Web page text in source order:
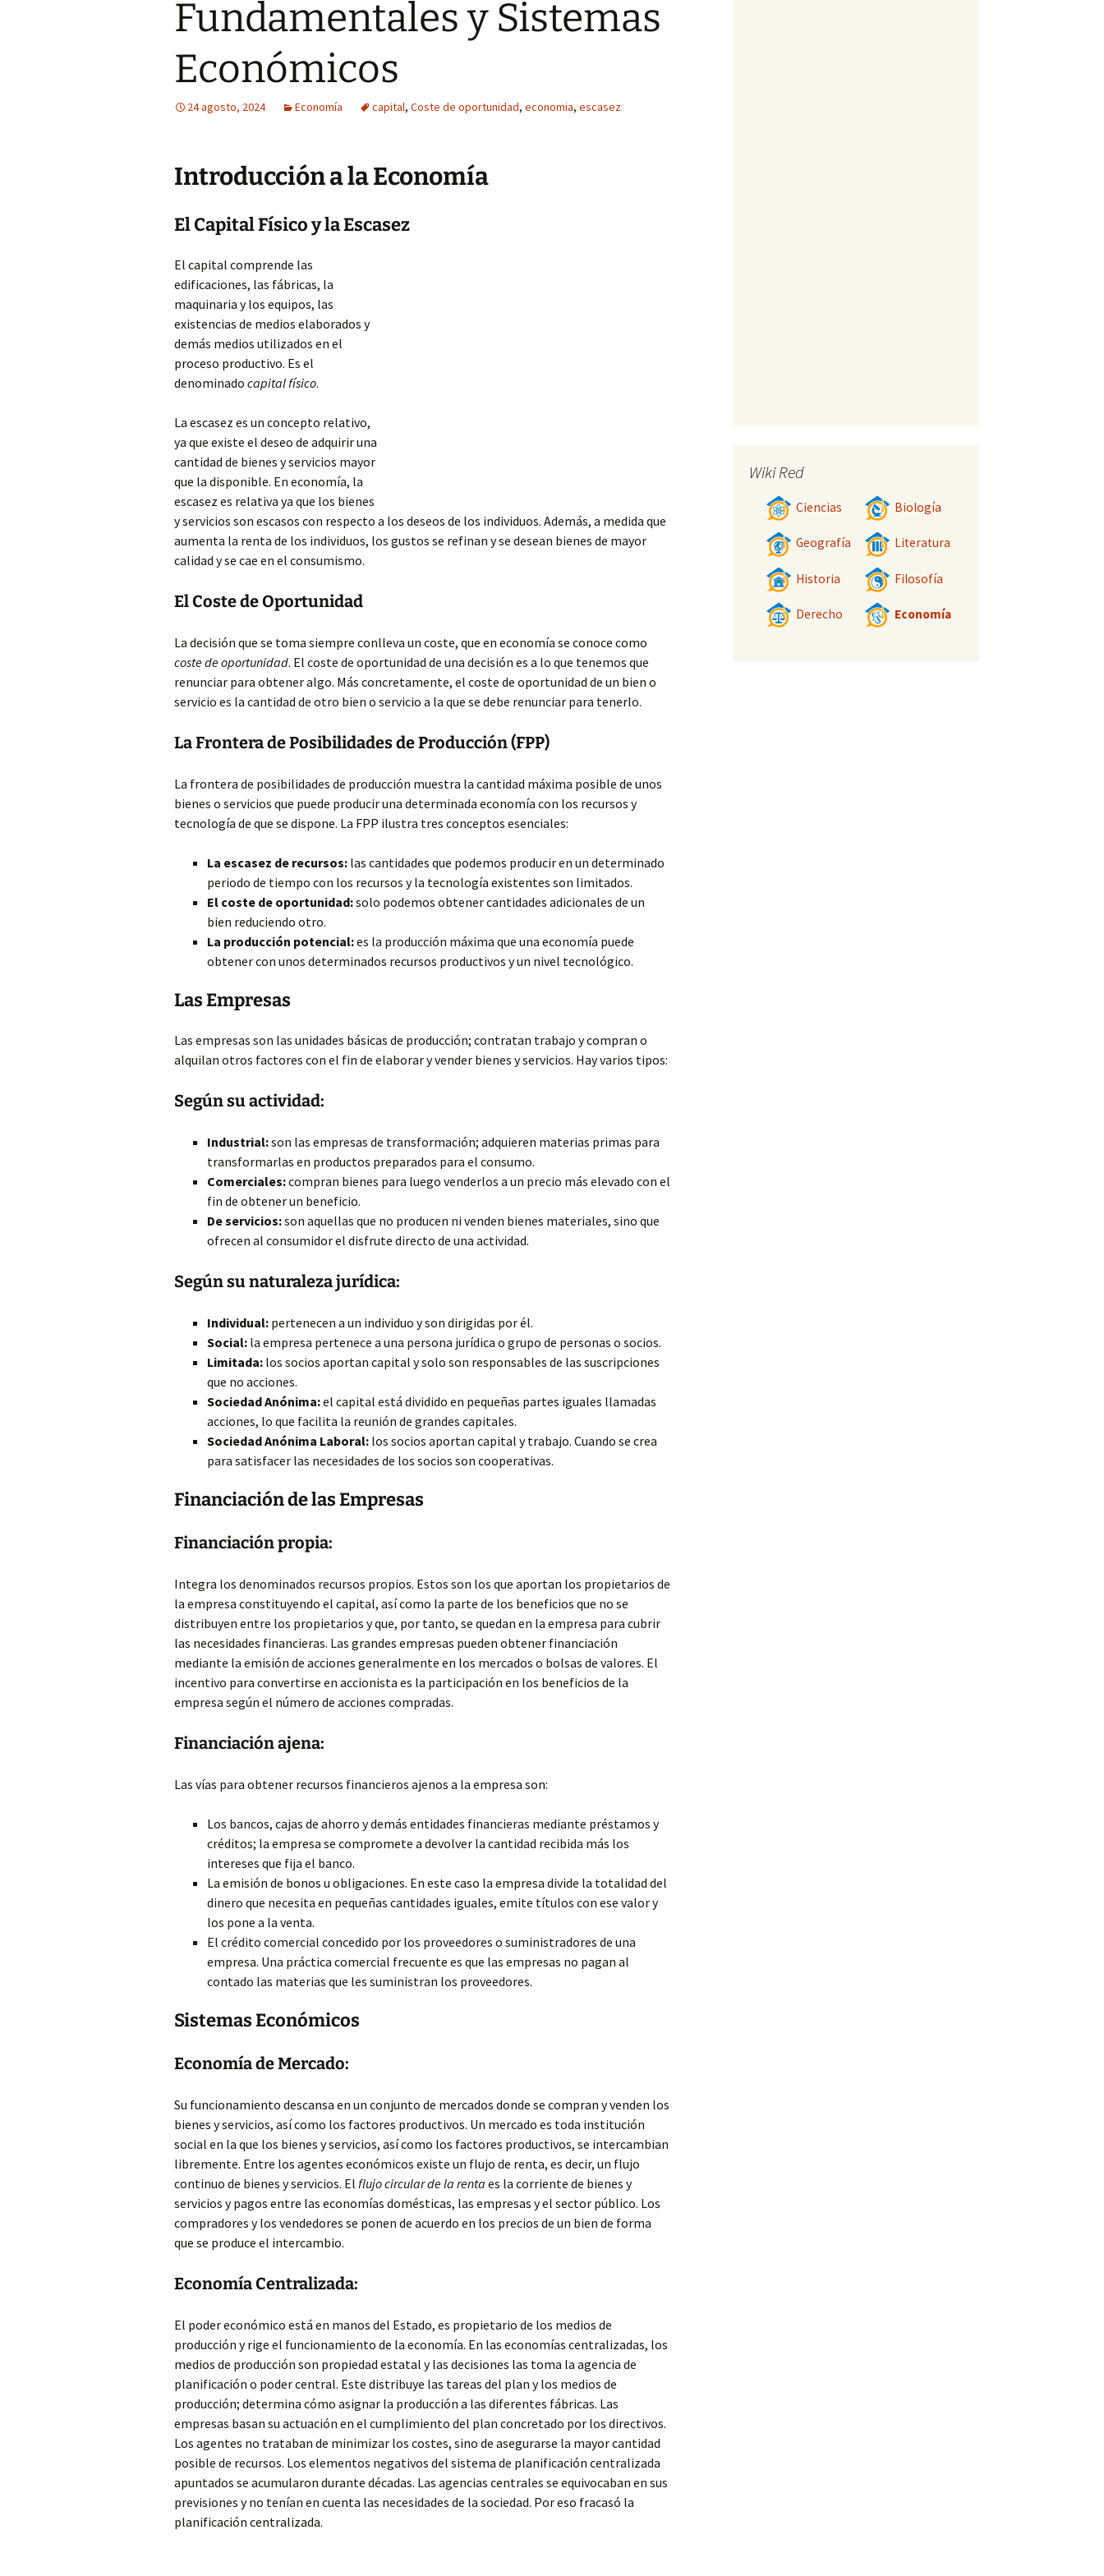
Fundamentales y Sistemas
Económicos
24 agosto, 2024 Economía capital, Coste de oportunidad, economia, escasez
Introducción a la Economía
El Capital Físico y la Escasez
El capital comprende las
edificaciones, las fábricas, la
maquinaria y los equipos, las
existencias de medios elaborados y
demás medios utilizados en el
proceso productivo. Es el
denominado capital físico.
La escasez es un concepto relativo,
ya que existe el deseo de adquirir una
cantidad de bienes y servicios mayor
que la disponible. En economía, la
escasez es relativa ya que los bienes
y servicios son escasos con respecto a los deseos de los individuos. Además, a medida que
aumenta la renta de los individuos, los gustos se refinan y se desean bienes de mayor
calidad y se cae en el consumismo.
El Coste de Oportunidad
La decisión que se toma siempre conlleva un coste, que en economía se conoce como
coste de oportunidad. El coste de oportunidad de una decisión es a lo que tenemos que
renunciar para obtener algo. Más concretamente, el coste de oportunidad de un bien o
servicio es la cantidad de otro bien o servicio a la que se debe renunciar para tenerlo.
La Frontera de Posibilidades de Producción (FPP)
La frontera de posibilidades de producción muestra la cantidad máxima posible de unos
bienes o servicios que puede producir una determinada economía con los recursos y
tecnología de que se dispone. La FPP ilustra tres conceptos esenciales:
La escasez de recursos: las cantidades que podemos producir en un determinado
periodo de tiempo con los recursos y la tecnología existentes son limitados.
El coste de oportunidad:solo podemos obtener cantidades adicionales de un
bien reduciendo otro.
La producción potencial:es la producción máxima que una economía puede
obtener con unos determinados recursos productivos y un nivel tecnológico.
Las Empresas
Las empresas son las unidades básicas de producción; contratan trabajo y compran o
alquilan otros factores con el fin de elaborar y vender bienes y servicios. Hay varios tipos:
Según su actividad:
Industrial:son las empresas de transformación; adquieren materias primas para
transformarlas en productos preparados para el consumo.
Comerciales:compran bienes para luego venderlos a un precio más elevado con el
fin de obtener un beneficio.
De servicios:son aquellas que no producen ni venden bienes materiales, sino que
ofrecen al consumidor el disfrute directo de una actividad.
Según su naturaleza jurídica:
Individual: pertenecen a un individuo y son dirigidas por él.
Social: la empresa pertenece a una persona jurídica o grupo de personas o socios.
Limitada: los socios aportan capital y solo son responsables de las suscripciones
que no acciones.
Sociedad Anónima:el capital está dividido en pequeñas partes iguales llamadas
acciones, lo que facilita la reunión de grandes capitales.
Sociedad Anónima Laboral: los socios aportan capital y trabajo. Cuando se crea
para satisfacer las necesidades de los socios son cooperativas.
Financiación de las Empresas
Financiación propia:
Integra los denominados recursos propios. Estos son los que aportan los propietarios de
la empresa constituyendo el capital, así como la parte de los beneficios que no se
distribuyen entre los propietarios y que, por tanto, se quedan en la empresa para cubrir
las necesidades financieras. Las grandes empresas pueden obtener financiación
mediante la emisión de acciones generalmente en los mercados o bolsas de valores. El
incentivo para convertirse en accionista es la participación en los beneficios de la
empresa según el número de acciones compradas.
Financiación ajena:
Las vías para obtener recursos financieros ajenos a la empresa son:
Los bancos, cajas de ahorro y demás entidades financieras mediante préstamos y
créditos; la empresa se compromete a devolver la cantidad recibida más los
intereses que fija el banco.
La emisión de bonos u obligaciones. En este caso la empresa divide la totalidad del
dinero que necesita en pequeñas cantidades iguales, emite títulos con ese valor y
los pone a la venta.
El crédito comercial concedido por los proveedores o suministradores de una
empresa. Una práctica comercial frecuente es que las empresas no pagan al
contado las materias que les suministran los proveedores.
Sistemas Económicos
Economía de Mercado:
Su funcionamiento descansa en un conjunto de mercados donde se compran y venden los
bienes y servicios, así como los factores productivos. Un mercado es toda institución
social en la que los bienes y servicios, así como los factores productivos, se intercambian
libremente. Entre los agentes económicos existe un flujo de renta, es decir, un flujo
continuo de bienes y servicios. El flujo circular de la renta es la corriente de bienes y
servicios y pagos entre las economías domésticas, las empresas y el sector público. Los
compradores y los vendedores se ponen de acuerdo en los precios de un bien de forma
que se produce el intercambio.
Economía Centralizada:
El poder económico está en manos del Estado, es propietario de los medios de
producción y rige el funcionamiento de la economía. En las economías centralizadas, los
medios de producción son propiedad estatal y las decisiones las toma la agencia de
planificación o poder central. Este distribuye las tareas del plan y los medios de
producción; determina cómo asignar la producción a las diferentes fábricas. Las
empresas basan su actuación en el cumplimiento del plan concretado por los directivos.
Los agentes no trataban de minimizar los costes, sino de asegurarse la mayor cantidad
posible de recursos. Los elementos negativos del sistema de planificación centralizada
apuntados se acumularon durante décadas. Las agencias centrales se equivocaban en sus
previsiones y no tenían en cuenta las necesidades de la sociedad. Por eso fracasó la
planificación centralizada.
Wiki Red
Ciencias Biología
Geografía Literatura
Historia Filosofía
Derecho Economía